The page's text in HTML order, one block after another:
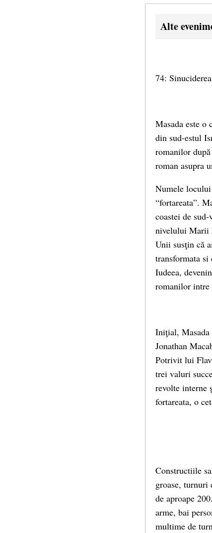
Alte
74:
Masada este o
din sud-estul
romanilor
roman asupra
Numele locului
“fortareata”.
coastei de
nivelului Marii
Unii susţin că
transformata
Iudeea,
romanilor intre
Iniţial, Masada
Jonathan
Potrivit lui
trei valuri
revolte interne
fortareata, o
Constructiile
groase, turnuri
de aproape
arme, bai
multime de